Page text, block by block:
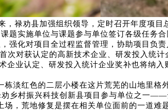
，禄劝县加强组织领导，定时召开年度项目
题实施单位与课题参与单位签订各级任务
强化对项目全过程监督管理，协助项目负
次对获认定的高新技术企业、研发投入统
企业认定、研发投入统计企业奖补也将纳入
栋淡红色的二层小楼在这片荒芜的山地里格
乡村振兴科技创新县项目参与单位之一——
场，荒地修复是摆在相关单位面前的一道难